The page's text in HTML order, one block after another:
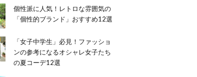
個性派に人気！レトロな雰囲気の
「個性的ブランド」おすすめ12選
「女子中学生」必見！ファッショ
ンの参考になるオシャレ女子たち
の夏コーデ12選